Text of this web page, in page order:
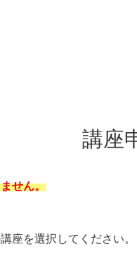
講座
せん。
座を選択してください。